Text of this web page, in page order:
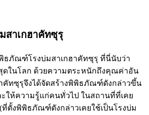
าเกฮาคัทซุรุ
ธภัณฑ์โรงบ่มสาเกฮาคัทซุรุ ที่นี่นับว่า
ดในโลก ด้วยความตระหนักถึงคุณค่าอัน
าคัทซุรุจึงได้จัดสร้างพิพิธภัณฑ์ดังกล่าวขึ้น
ะให้ความรู้แก่คนทั่วไป ในสถานที่ที่เคย
(ที่ตั้งพิพิธภัณฑ์ดังกล่าวเคยใช้เป็นโรงบ่ม